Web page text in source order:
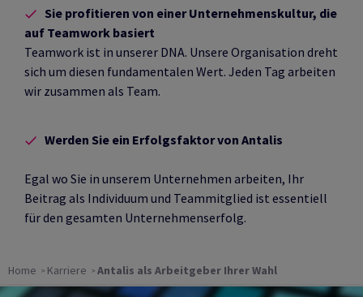
Sie profitieren von einer Unternehmenskultur, die
auf Teamwork basiert
Teamwork ist in unserer DNA. Unsere Organisation dreht
sich um diesen fundamentalen Wert. Jeden Tag arbeiten
wir zusammen als Team.
Werden Sie ein Erfolgsfaktor von Antalis
Egal wo Sie in unserem Unternehmen arbeiten, Ihr
Beitrag als Individuum und Teammitglied ist essentiell
für den gesamten Unternehmenserfolg.
Home Karriere Antalis als Arbeitgeber Ihrer Wahl